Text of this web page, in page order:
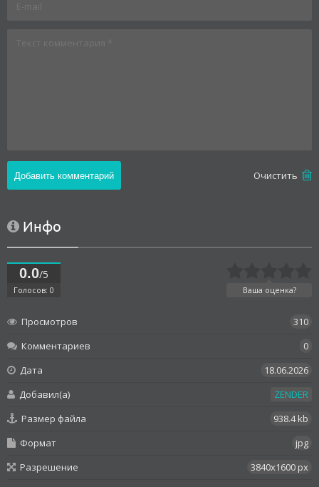
Oчистить
Инфо
0.0/5
Голосов: 0 Ваша оценка?
Просмотров
310
Комментариев
0
Дата
18.06.2026
Добавил(а)
ZENDER
Размер файла
938.4 kb
Формат
jpg
Разрешение
3840x1600 px